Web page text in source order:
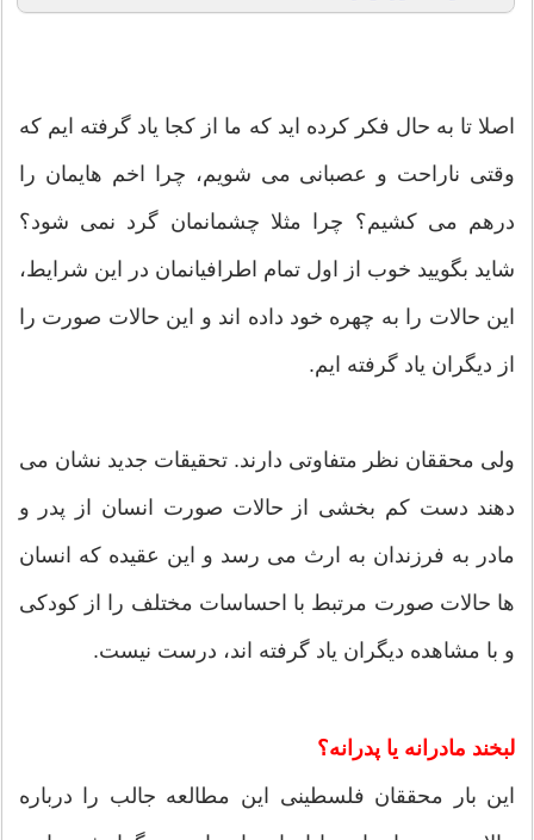
اصلا تا به حال فكر كرده اید كه ما از كجا یاد گرفته ایم كه
وقتی ناراحت و عصبانی می شویم، چرا اخم هایمان را
درهم می كشیم؟ چرا مثلا چشمانمان گرد نمی شود؟
شاید بگویید خوب از اول تمام اطرافیانمان در این شرایط،
این حالات را به چهره خود داده اند و این حالات صورت را
از دیگران یاد گرفته ایم.
ولی محققان نظر متفاوتی دارند. تحقیقات جدید نشان می
دهند دست كم بخشی از حالات صورت انسان از پدر و
مادر به فرزندان به ارث می رسد و این عقیده كه انسان
ها حالات صورت مرتبط با احساسات مختلف را از كودكی
و با مشاهده دیگران یاد گرفته اند، درست نیست.
لبخند مادرانه یا پدرانه؟
این بار محققان فلسطینی این مطالعه جالب را درباره